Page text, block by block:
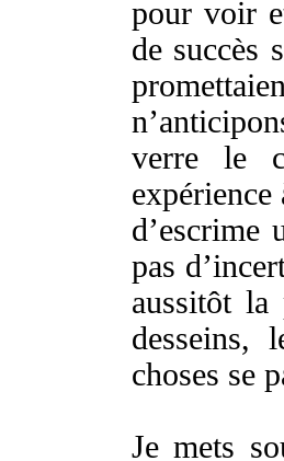
pour voir
de succès
n’
verre le
expérience
d’escrime
pas d’
aussitôtla
desseins,
choses se
Jemets